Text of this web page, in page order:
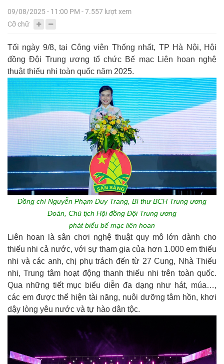
09/08/2025 - 11:00 PM - 7.557 lượt xem
Cỡ chữ
Tối ngày 9/8, tại Công viên Thống nhất, TP Hà Nội, Hội
đồng Đội Trung ương tổ chức Bế mạc Liên hoan nghệ
thuật thiếu nhi toàn quốc năm 2025.
Đồng chí Nguyễn Phạm Duy Trang, Bí thư BCH Trung ương
Đoàn, Chủ tịch Hội đồng Đội Trung ương
phát biểu bế mạc liên hoan
Liên hoan là sân chơi nghệ thuật quy mô lớn dành cho
thiếu nhi cả nước, với sự tham gia của hơn 1.000 em thiếu
nhi và các anh, chị phụ trách đến từ 27 Cung, Nhà Thiếu
nhi, Trung tâm hoạt động thanh thiếu nhi trên toàn quốc.
Qua những tiết mục biểu diễn đa dạng như hát, múa…,
các em được thể hiện tài năng, nuôi dưỡng tâm hồn, khơi
dậy lòng yêu nước và tự hào dân tộc.